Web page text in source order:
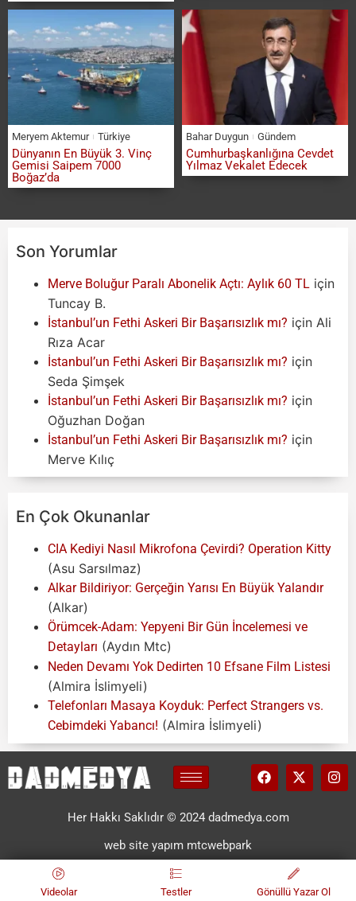
Meryem Aktemur Türkiye
Dünyanın En Büyük 3. Vinç
Gemisi Saipem 7000
Boğaz’da
Bahar Duygun Gündem
Cumhurbaşkanlığına Cevdet
Yılmaz Vekalet Edecek
Son Yorumlar
Merve Boluğur Paralı Abonelik Açtı: Aylık 60 TL için
Tuncay B.
İstanbul’un Fethi Askeri Bir Başarısızlık mı? için Ali
Rıza Acar
İstanbul’un Fethi Askeri Bir Başarısızlık mı? için
Seda Şimşek
İstanbul’un Fethi Askeri Bir Başarısızlık mı? için
Oğuzhan Doğan
İstanbul’un Fethi Askeri Bir Başarısızlık mı? için
Merve Kılıç
En Çok Okunanlar
CIA Kediyi Nasıl Mikrofona Çevirdi? Operation Kitty
(Asu Sarsılmaz)
Alkar Bildiriyor: Gerçeğin Yarısı En Büyük Yalandır
(Alkar)
Örümcek-Adam: Yepyeni Bir Gün İncelemesi ve
Detayları (Aydın Mtc)
Neden Devamı Yok Dedirten 10 Efsane Film Listesi
(Almira İslimyeli)
Telefonları Masaya Koyduk: Perfect Strangers vs.
Cebimdeki Yabancı! (Almira İslimyeli)
Her Hakkı Saklıdır © 2024 dadmedya.com
web site yapım mtcwebpark
Videolar Testler Gönüllü Yazar Ol